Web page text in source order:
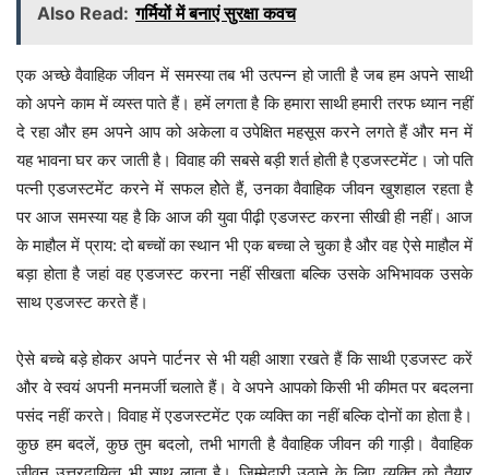
Also Read: गर्मियों में बनाएं सुरक्षा कवच
एक अच्छे वैवाहिक जीवन में समस्या तब भी उत्पन्न हो जाती है जब हम अपने साथी
को अपने काम में व्यस्त पाते हैं। हमें लगता है कि हमारा साथी हमारी तरफ ध्यान नहीं
दे रहा और हम अपने आप को अकेला व उपेक्षित महसूस करने लगते हैं और मन में
यह भावना घर कर जाती है। विवाह की सबसे बड़ी शर्त होती है एडजस्टमेंट। जो पति
पत्नी एडजस्टमेंट करने में सफल होेते हैं, उनका वैवाहिक जीवन खुशहाल रहता है
पर आज समस्या यह है कि आज की युवा पीढ़ी एडजस्ट करना सीखी ही नहीं। आज
के माहौल में प्राय: दो बच्चों का स्थान भी एक बच्चा ले चुका है और वह ऐसे माहौल में
बड़ा होता है जहां वह एडजस्ट करना नहीं सीखता बल्कि उसके अभिभावक उसके
साथ एडजस्ट करते हैं।
ऐसे बच्चे बड़े होकर अपने पार्टनर से भी यही आशा रखते हैं कि साथी एडजस्ट करें
और वे स्वयं अपनी मनमर्जी चलाते हैं। वे अपने आपको किसी भी कीमत पर बदलना
पसंद नहीं करते। विवाह में एडजस्टमेंट एक व्यक्ति का नहीं बल्कि दोनों का होता है।
कुछ हम बदलें, कुछ तुम बदलो, तभी भागती है वैवाहिक जीवन की गाड़ी। वैवाहिक